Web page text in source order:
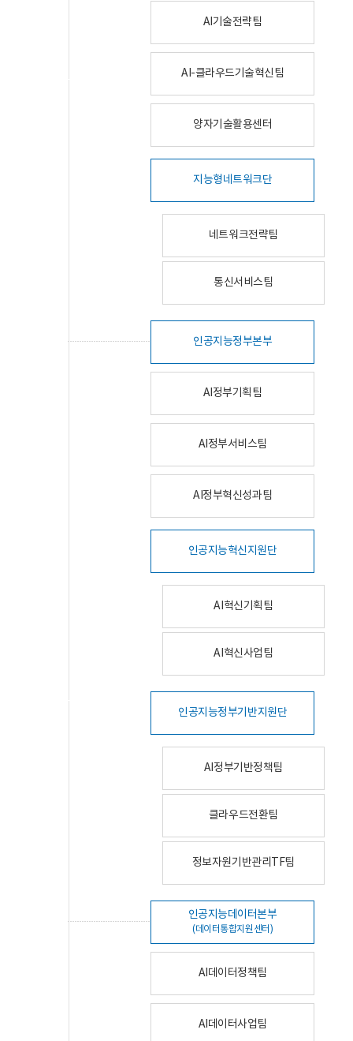
AI기술전략팀
AI-클라우드기술혁신팀
양자기술활용센터
지능형네트워크단
네트워크전략팀
통신서비스팀
인공지능정부본부
AI정부기획팀
AI정부서비스팀
AI정부혁신성과팀
인공지능혁신지원단
AI혁신기획팀
AI혁신사업팀
인공지능정부기반지원단
AI정부기반정책팀
클라우드전환팀
정보자원기반관리TF팀
인공지능데이터본부
(데이터통합지원센터)
AI데이터정책팀
AI데이터사업팀